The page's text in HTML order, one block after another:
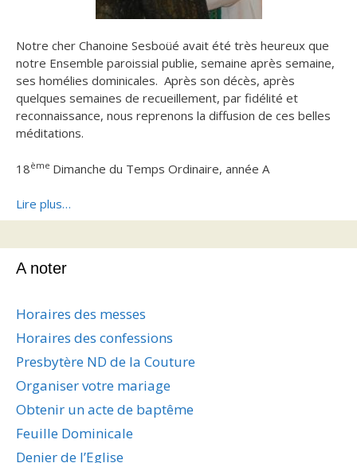
Notre cher Chanoine Sesboüé avait été très heureux que
notre Ensemble paroissial publie, semaine après semaine,
ses homélies dominicales. Après son décès, après
quelques semaines de recueillement, par fidélité et
reconnaissance, nous reprenons la diffusion de ces belles
méditations.
18ème Dimanche du Temps Ordinaire, année A
Lire plus…
A noter
Horaires des messes
Horaires des confessions
Presbytère ND de la Couture
Organiser votre mariage
Obtenir un acte de baptême
Feuille Dominicale
Denier de l’Eglise